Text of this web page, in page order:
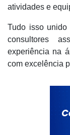
atividades e
Tudo isso
consultores
experiência na
com excelência